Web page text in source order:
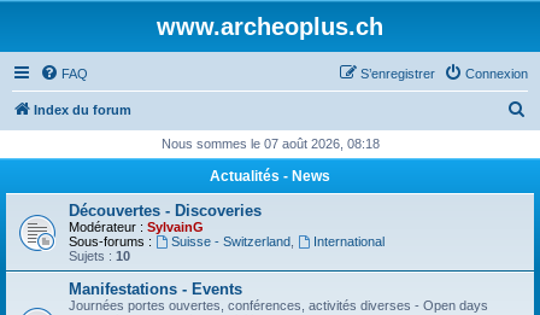
www.archeoplus.ch
FAQ Connexion
S’enregistrer
Index du forum
h
Nous sommes le 07 août 2026, 08:18
Actualités - News
Découvertes - Discoveries
Modérateur : SylvainG
Sous-forums :
Suisse - Switzerland,
International
Sujets : 10
Manifestations - Events
Journées portes ouvertes, conférences, activités diverses - Open days